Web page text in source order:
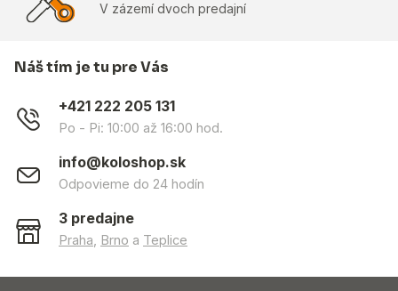
V zázemí dvoch predajní
Náš tím je tu pre Vás
+421 222 205 131
Po - Pi: 10:00 až 16:00 hod.
info@koloshop.sk
Odpovieme do 24 hodín
3 predajne
Praha Brno a Teplice